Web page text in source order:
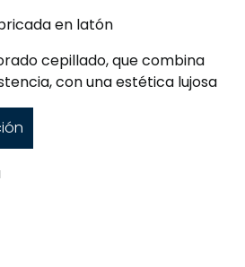
en latón
cepillado, que combina
con una estética lujosa